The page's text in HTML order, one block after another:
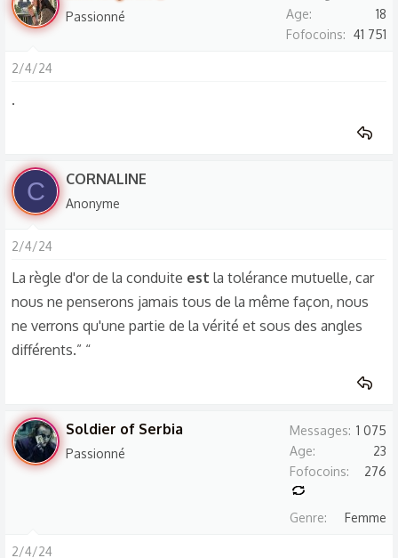
Passionné
Age
18
Fofocoins
41 751
2/4/24
.
C CORNALINE
Anonyme
2/4/24
La règle d'or de la conduite est la tolérance mutuelle, car
nous ne penserons jamais tous de la même façon, nous
ne verrons qu'une partie de la vérité et sous des angles
différents.” “
Soldier of Serbia
Passionné
Messages 1 075
Age
23
Fofocoins
276
Genre Femme
2/4/24